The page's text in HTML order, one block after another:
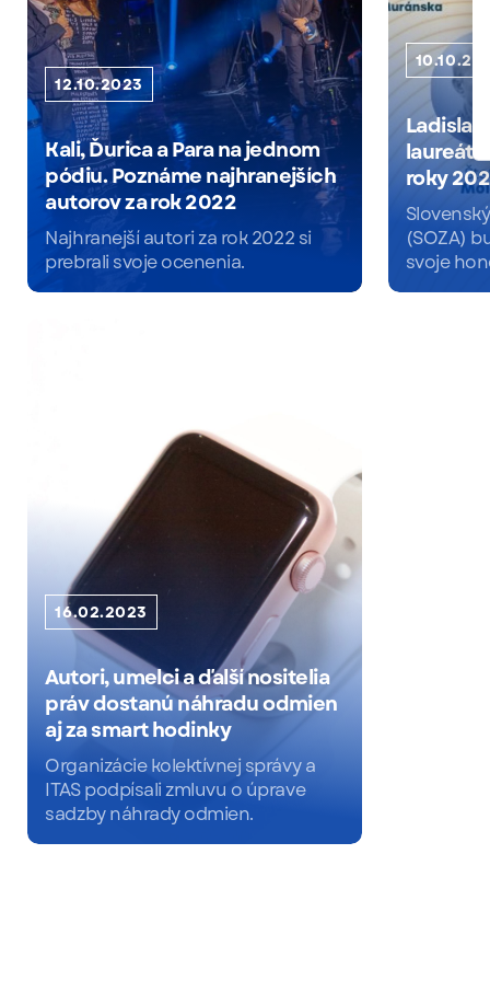
12.10.2023
Kali, Ďurica a Para na jednom
pódiu. Poznáme najhranejších
autorov za rok 2022
Najhranejší autori za rok 2022 si
prebrali svoje ocenenia.
Ladislav
roky
(SOZA)
svoje
16.02.2023
Autori, umelci a ďalší nositelia
práv dostanú náhradu odmien
aj za smart hodinky
Organizácie kolektívnej správy a
ITAS podpísali zmluvu o úprave
sadzby náhrady odmien.